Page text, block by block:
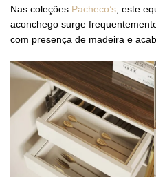
Nas coleções Pacheco’s , este
aconchego surge
com presença de madeira e